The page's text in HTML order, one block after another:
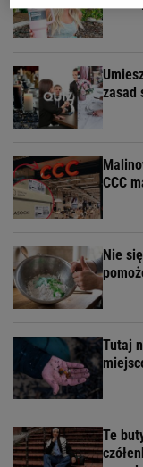
zasad
CCC
Nie
Tutaj
Te